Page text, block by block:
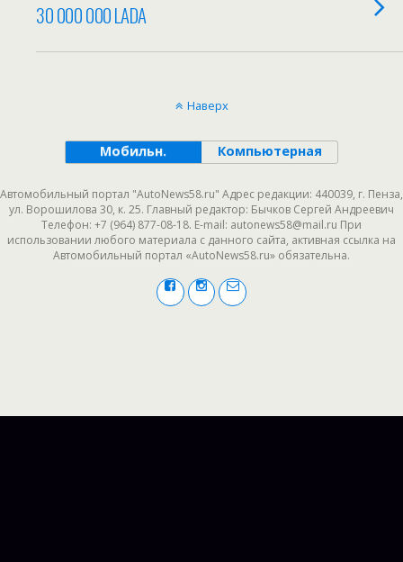
30 000 000 LADA
Наверх
Мобильн. Компьютерная
Автомобильный портал "AutoNews58.ru" Адрес редакции: 440039, г. Пенза,
ул. Ворошилова 30, к. 25. Главный редактор: Бычков Сергей Андреевич
Телефон: +7 (964) 877-08-18. E-mail: autonews58@mail.ru При
использовании любого материала с данного сайта, активная ссылка на
Автомобильный портал «AutoNews58.ru» обязательна.